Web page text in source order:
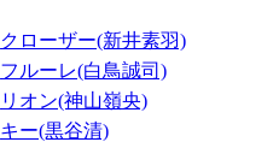
クローザー(新井素羽)
フルーレ(白鳥誠司)
リオン(神山嶺央)
キー(黒谷清)